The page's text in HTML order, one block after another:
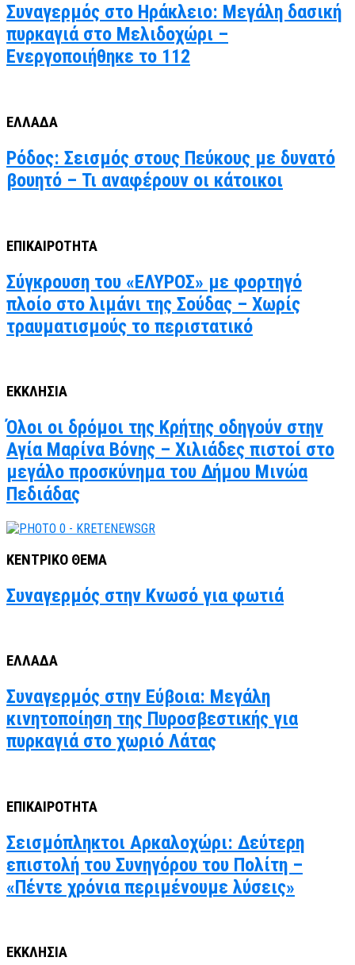
Συναγερμός στο Ηράκλειο: Μεγάλη δασική
πυρκαγιά στο Μελιδοχώρι –
Ενεργοποιήθηκε το 112
ΕΛΛΑΔΑ
Ρόδος: Σεισμός στους Πεύκους με δυνατό
βουητό – Τι αναφέρουν οι κάτοικοι
ΕΠΙΚΑΙΡΟΤΗΤΑ
Σύγκρουση του «ΕΛΥΡΟΣ» με φορτηγό
πλοίο στο λιμάνι της Σούδας – Χωρίς
τραυματισμούς το περιστατικό
ΕΚΚΛΗΣΙΑ
Όλοι οι δρόμοι της Κρήτης οδηγούν στην
Αγία Μαρίνα Βόνης – Χιλιάδες πιστοί στο
μεγάλο προσκύνημα του Δήμου Μινώα
Πεδιάδας
ΚΕΝΤΡΙΚΟ ΘΕΜΑ
Συναγερμός στην Κνωσό για φωτιά
ΕΛΛΑΔΑ
Συναγερμός στην Εύβοια: Μεγάλη
κινητοποίηση της Πυροσβεστικής για
πυρκαγιά στο χωριό Λάτας
ΕΠΙΚΑΙΡΟΤΗΤΑ
Σεισμόπληκτοι Αρκαλοχώρι: Δεύτερη
επιστολή του Συνηγόρου του Πολίτη –
«Πέντε χρόνια περιμένουμε λύσεις»
ΕΚΚΛΗΣΙΑ